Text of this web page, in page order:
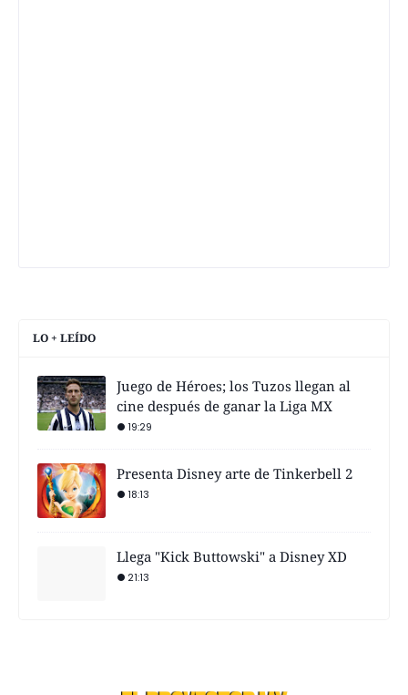
LO + LEÍDO
Juego de Héroes; los Tuzos llegan al
cine después de ganar la Liga MX
19:29
Presenta Disney arte de Tinkerbell 2
18:13
Llega "Kick Buttowski" a Disney XD
21:13